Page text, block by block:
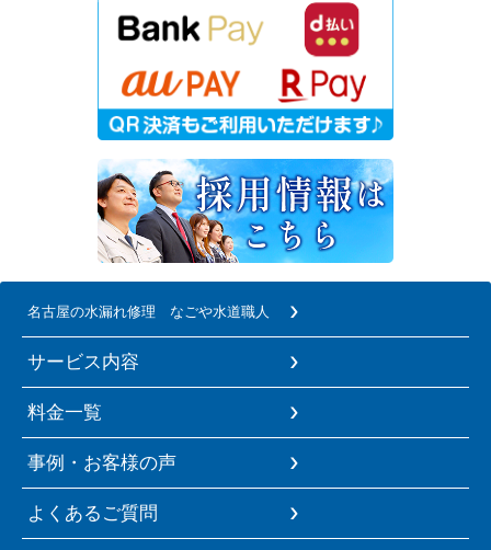
名古屋の水漏れ修理 なごや水道職人
サービス内容
料金一覧
事例・お客様の声
よくあるご質問